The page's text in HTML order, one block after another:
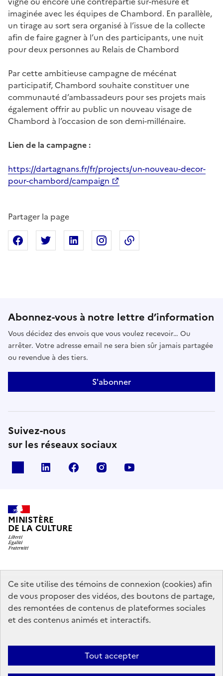
Ce site utilise des témoins de connexion (cookies) afin
de vous proposer des vidéos, des boutons de partage,
des remontées de contenus de plateformes sociales
et des contenus animés et interactifs.
Tout accepter
imaginée avec les équipes de Chambord. En parallèle,
un tirage au sort sera organisé à l’issue de la collecte
afin de faire gagner à l’un des participants, une nuit
pour deux personnes au Relais de Chambord
Par cette ambitieuse campagne de mécénat
participatif, Chambord souhaite constituer une
communauté d’ambassadeurs pour ses projets mais
également offrir au public un nouveau visage de
Chambord à l’occasion de son demi-millénaire.
Lien de la campagne :
https://dartagnans.fr/fr/projects/un-nouveau-decor-
pour-chambord/campaign
Partager la page
Partager sur Facebook
Partager sur XPartager sur Linkedin
Partager sur Instagram
Abonnez-vous à notre lettre d’information
Vous décidez des envois que vous voulez recevoir… Ou
arrêter. Votre adresse email ne sera bien sûr jamais partagée
ou revendue à des tiers.
S'abonner
Suivez-nous
sur les réseaux sociaux
linkedin facebook instagram
MINISTÈRE
DE LA CULTURE
data.gouv.fr legifrance.gouv.fr
info.gouv.fr
service-public.gouv.fr
Contact Mentions légales
Accessibilité : partiellement conforme
Politique d’utilisation des témoins de connexion (cookies)